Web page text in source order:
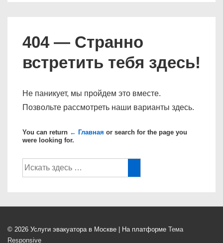
404 — Странно
встретить тебя здесь!
Не паникует, мы пройдем это вместе.
Позвольте рассмотреть наши варианты здесь.
You can return ← Главная or search for the page you
were looking for.
Поиск
по:
© 2026 Услуги эвакуатора в Москве | На платформе Тема
Responsive